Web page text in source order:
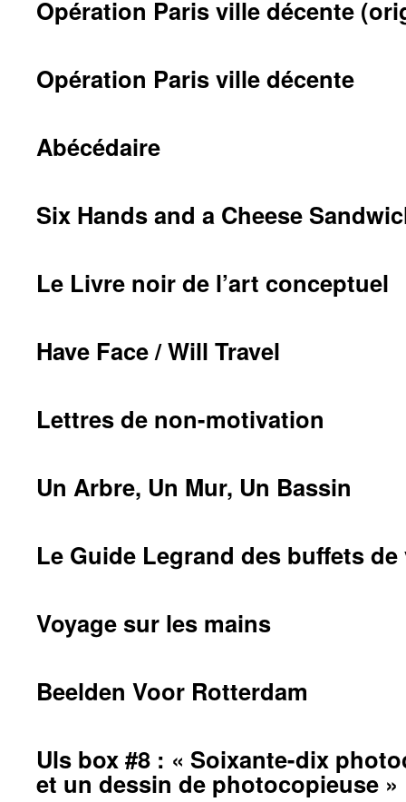
Opération Paris ville décente
Opération Paris ville décente
Abécédaire
Six Hands and a Cheese
Le Livre noir de l’art conceptuel
Have Face / Will Travel
Lettres de non-motivation
Un Arbre, Un Mur, Un Bassin
Le Guide Legrand des buffets
Voyage sur les mains
Beelden Voor Rotterdam
Uls box #8 : « Soixante-dix
et un dessin de photocopieuse »